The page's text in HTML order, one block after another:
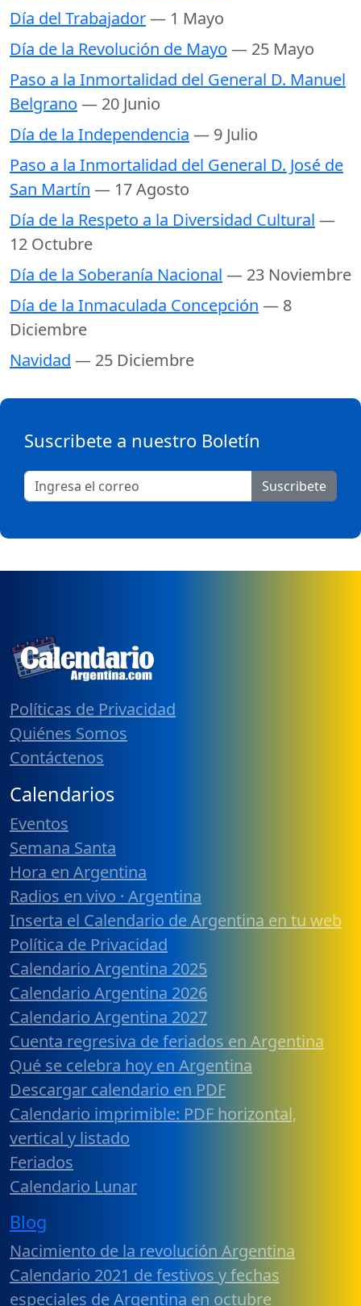
Día del Trabajador— 1 Mayo
Día de la Revolución de Mayo — 25 Mayo
Paso a la Inmortalidad del General D. Manuel
Belgrano — 20 Junio
Día de la Independencia — 9 Julio
Paso a la Inmortalidad del General D. José de
San Martín — 17 Agosto
Día de la Respeto a la Diversidad Cultural —
12 Octubre
Día de la Soberanía Nacional — 23 Noviembre
Día de la Inmaculada Concepción — 8
Diciembre
Navidad — 25 Diciembre
Suscribete a nuestro Boletín
Suscribete
Políticas de Privacidad
Quiénes Somos
Contáctenos
Calendarios
Eventos
Semana Santa
Hora en Argentina
Radios en vivo · Argentina
Inserta el Calendario de Argentina en tu web
Política de Privacidad
Calendario Argentina 2025
Calendario Argentina 2026
Calendario Argentina 2027
Cuenta regresiva de feriados en Argentina
Qué se celebra hoy en Argentina
Descargar calendario en PDF
Calendario imprimible: PDF horizontal,
vertical y listado
Feriados
Calendario Lunar
Blog
Nacimiento de la revolución Argentina
Calendario 2021 de festivos y fechas
especiales de Argentina en octubre